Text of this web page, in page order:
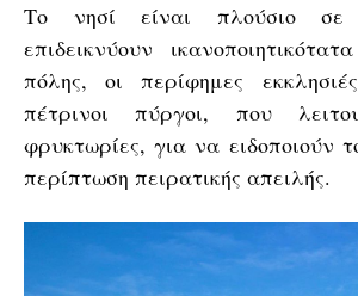
Το νησί είναι πλούσιο σε
επιδεικνύουν
πόλης, οι περίφημες
πέτρινοι πύργοι, που
φρυκτωρίες, για να ειδοποιούν
περίπτωση πειρατικής απειλής.